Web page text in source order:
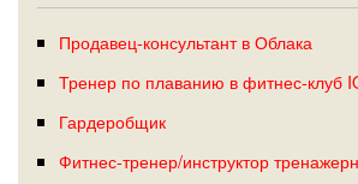
Продавец-консультант в Облака
Тренер по плаванию в фитнес-клуб
Гардеробщик
Фитнес-тренер/инструктор